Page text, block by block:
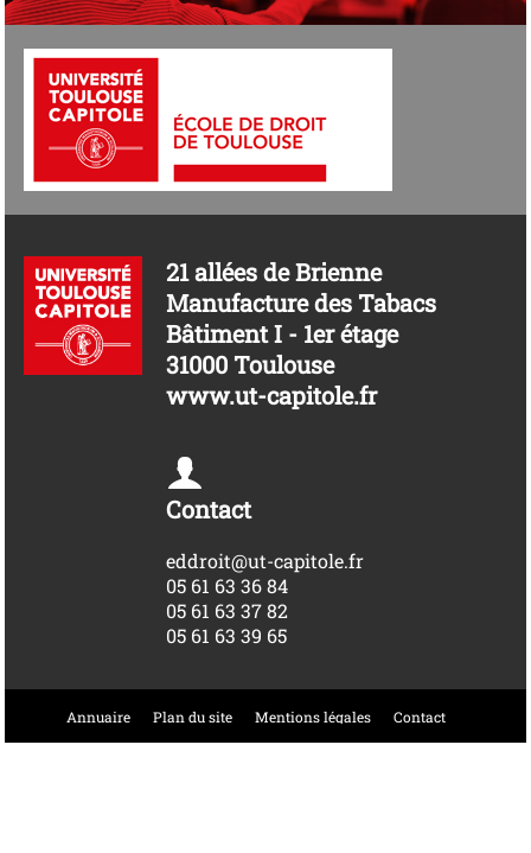
21 allées de Brienne
Manufacture des Tabacs
Bâtiment I - 1er étage
31000 Toulouse
www.ut-capitole.fr
Contact
eddroit@ut-capitole.fr
05 61 63 36 84
05 61 63 37 82
05 61 63 39 65
Annuaire Plan du site Mentions légales Contact